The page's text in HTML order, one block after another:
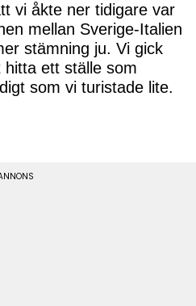
vi åkte ner tidigare var
mellan Sverige-Italien
stämning ju. Vi gick
ett ställe som
som vi turistade lite.